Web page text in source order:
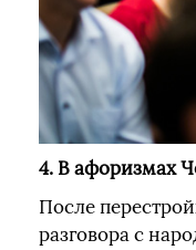
4. В афоризмах
После
разговора с